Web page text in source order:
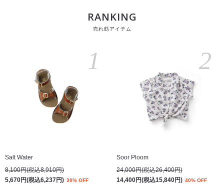
RANKING
売れ筋アイテム
Salt Water
8,100円(税込8,910円)
5,670円(税込6,237円) 30% OFF
1
Soor Ploom
24,000円(税込26,400円)
14,400円(税込15,840円) 40% OFF
2